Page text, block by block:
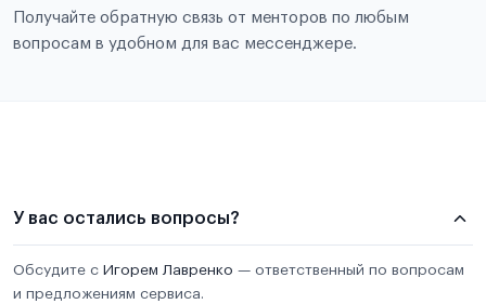
Получайте обратную связь от менторов по любым
вопросам в удобном для вас мессенджере.
У вас остались вопросы?
Обсудите с Игорем Лавренко — ответственный по вопросам
и предложениям сервиса.